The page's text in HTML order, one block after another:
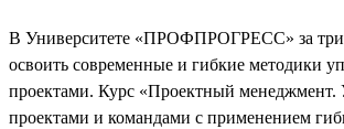
В Университете «ПРОФПРОГРЕСС» за
освоить современные и гибкие методики
проектами. Курс «Проектный менеджмент.
проектами и командами с применением